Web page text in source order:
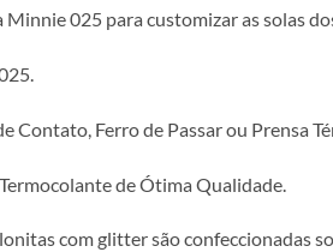
Minnie 025 para customizar as solas
Contato, Ferro de Passar ou Prensa
de Ótima Qualidade.
com glitter são confeccionadas